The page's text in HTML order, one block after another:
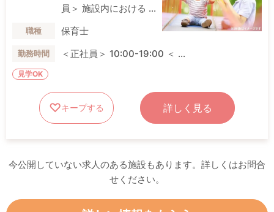
員＞ 施設内における ...
職種 保育士
勤務時間 ＜正社員＞ 10:00-19:00 ＜ ...
見学OK
キープする 詳しく見る
今公開していない求人のある施設もあります。詳しくはお問合
せください。